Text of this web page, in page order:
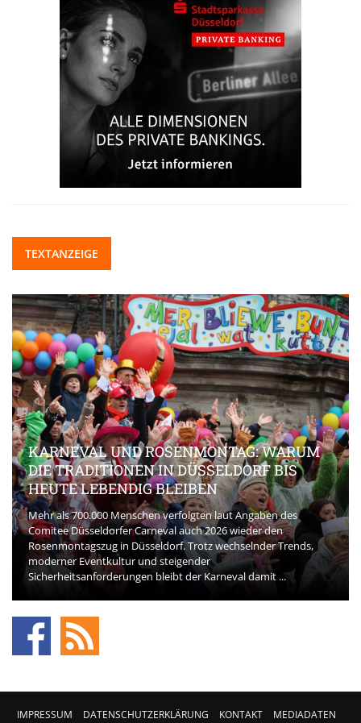
TEXTANZEIGE
BEAUTY-INNOVATIONEN, DIE DEN MARKT
AKTUELL PRÄGEN
Die Beauty-Branche entwickelt sich rasant. Und neue Kosmetik
spielt eine zentrale Rolle bei der Veränderung der Erwartungen
der Konsumentinnen und Konsumenten. Bereits in den ersten
Phasen der Kaufentscheidung achten Käufer ...
IMPRESSUM DATENSCHUTZERKLÄRUNG KONTAKT MEDIADATEN